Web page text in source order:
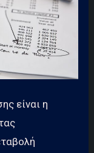
είναι η